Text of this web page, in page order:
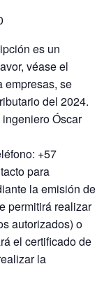
es un
véase el
empresas, se
del 2024.
Óscar
+57
para
la emisión de
permitirá realizar
autorizados) o
el certificado de
la